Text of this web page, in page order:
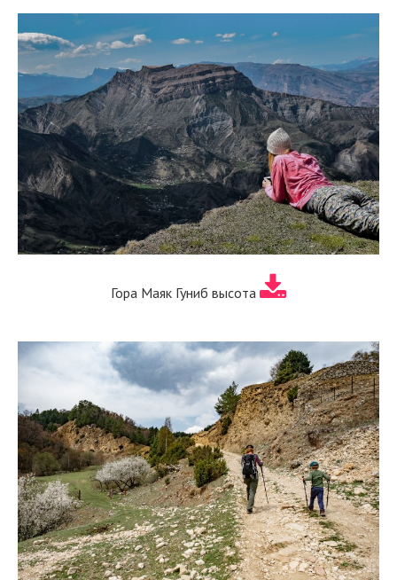
Гора Маяк Гуниб высота